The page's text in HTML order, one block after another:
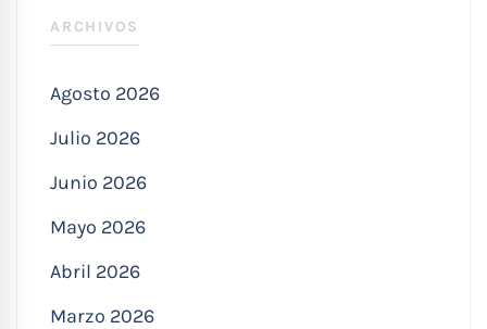
ARCHIVOS
Agosto 2026
Julio 2026
Junio 2026
Mayo 2026
Abril 2026
Marzo 2026